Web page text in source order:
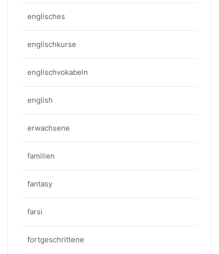
englisches
englischkurse
englischvokabeln
english
erwachsene
familien
fantasy
farsi
fortgeschrittene